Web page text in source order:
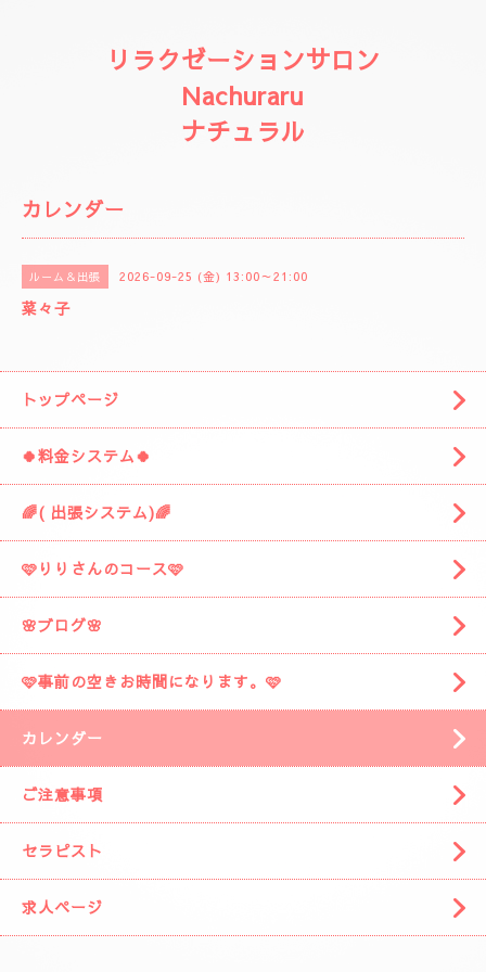
リラクゼーションサロン
Nachuraru
ナチュラル
カレンダー
ルーム＆出張 2026-09-25 (金) 13:00～21:00
菜々子
トップページ
🍀料金システム🍀
🌈( 出張システム)🌈
🩷りりさんのコース🩷
🌸ブログ🌸
🩷事前の空きお時間になります。🩷
カレンダー
ご注意事項
セラピスト
求人ページ